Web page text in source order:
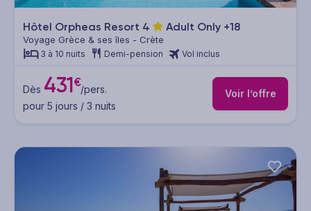
Hôtel Orpheas Resort 4 Adult Only +18
Voyage Grèce & ses îles - Crète
3 à 10 nuits Demi-pension Vol inclus
Dès 431€/pers.
pour 5 jours / 3 nuits
Voir l’offre